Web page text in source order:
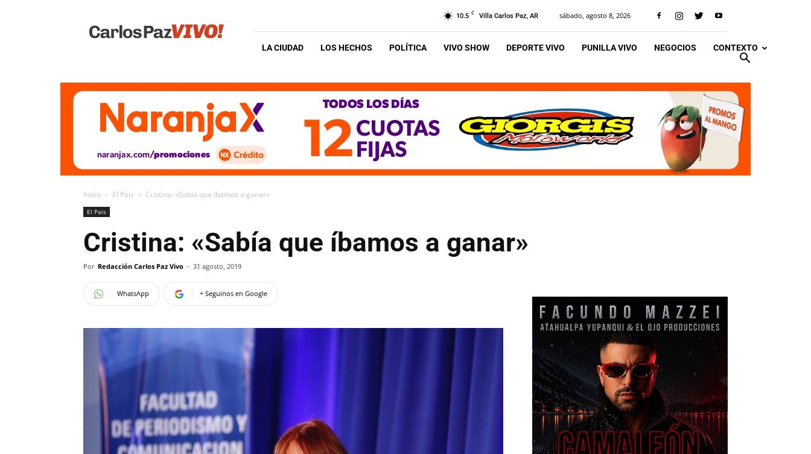
Vivo
10.5 C Villa Carlos Paz, AR sábado, agosto 8, 2026
LA CIUDAD LOS HECHOS POLÍTICA VIVO SHOW DEPORTE VIVO PUNILLA VIVO NEGOCIOS CONTEXTO
Inicio El Pais Cristina: «Sabía que íbamos a ganar»
El Pais
Cristina: «Sabía que íbamos a ganar»
Por Redacción Carlos Paz Vivo - 31 agosto, 2019
WhatsApp + Seguinos en Google